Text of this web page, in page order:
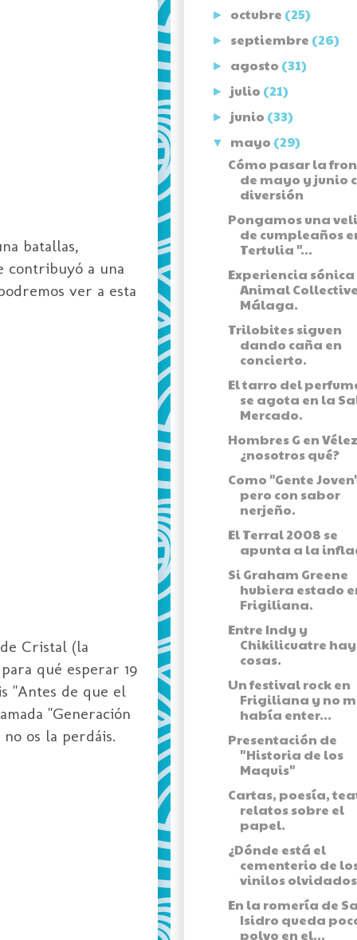
batallas,
contribuyó a una
ver a esta
Cristal (la
qué esperar 19
"Antes de que el
"Generación
os la perdáis.
► octubre (25)
► septiembre (26)
► agosto (31)
► julio (21)
► junio (33)
▼ mayo (29)
Cómo pasar la
de mayo y junio
diversión
Pongamos una
de cumpleaños
Tertulia "...
Experiencia sónica
Animal
Málaga.
Trilobites siguen
dando caña en
concierto.
El tarro del
se agota en la
Mercado.
Hombres G en
¿nosotros qué?
Como "Gente
pero con sabor
nerjeño.
El Terral 2008 se
apunta a la
Si Graham Greene
hubiera estado
Frigiliana.
Entre Indy y
Chikilicuatre
cosas.
Un festival rock en
Frigiliana y no
había enter...
Presentación de
"Historia de los
Maquis"
Cartas, poesía,
relatos sobre el
papel.
¿Dónde está el
cementerio de
vinilos
En la romería de
Isidro queda
polvo en el...